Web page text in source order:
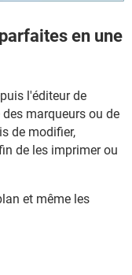
en une
l'éditeur de
marqueurs ou de
de modifier,
de les imprimer ou
et même les